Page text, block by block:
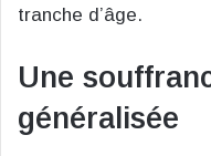
tranche d’âge.
Une
généralisée